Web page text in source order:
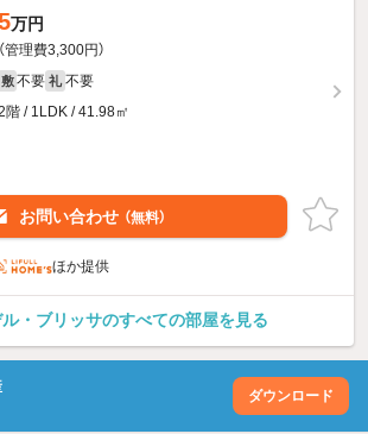
万円
（管理費3,300円）
敷 不要 礼 不要
階 / 1LDK / 41.98㎡
お問い合わせ （無料）
ほか提供
・ブリッサのすべての部屋を見る
ダウンロード